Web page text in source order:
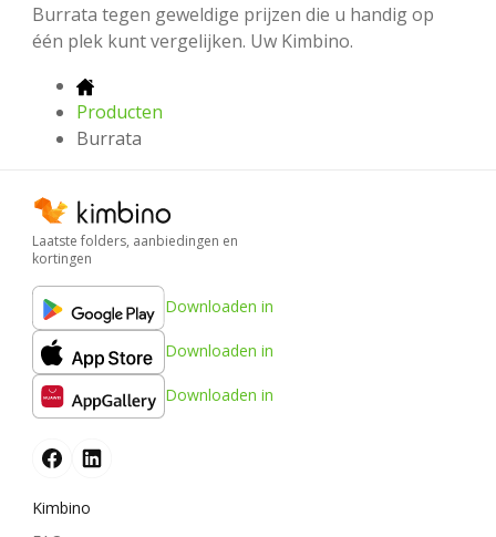
Burrata tegen geweldige prijzen die u handig op
één plek kunt vergelijken. Uw Kimbino.
Producten
Burrata
Laatste folders, aanbiedingen en
kortingen
Downloaden in
Downloaden in
Downloaden in
Kimbino